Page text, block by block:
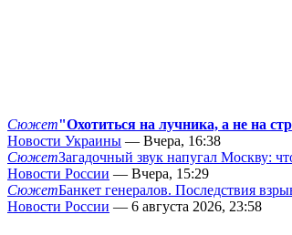
Сюжет"Охотиться на лучника, а не на
Новости Украины — Вчера, 16:38
СюжетЗагадочный звук напугал Москву:
Новости России — Вчера, 15:29
СюжетБанкет генералов. Последствия
Новости России — 6 августа 2026, 23:58